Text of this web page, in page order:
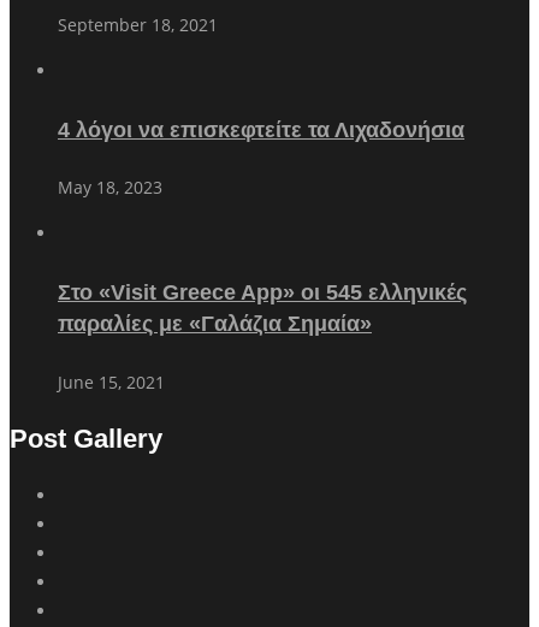
September 18, 2021
4 λόγοι να επισκεφτείτε τα Λιχαδονήσια
May 18, 2023
Στο «Visit Greece App» οι 545 ελληνικές
παραλίες με «Γαλάζια Σημαία»
June 15, 2021
Post Gallery